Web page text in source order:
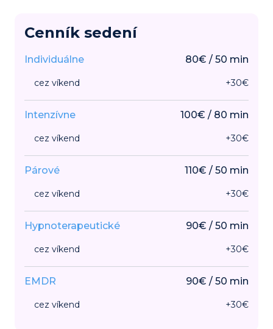
Cenník sedení
Individuálne 80€ / 50 min
cez víkend +30€
Intenzívne 100€ / 80 min
cez víkend +30€
Párové 110€ / 50 min
cez víkend +30€
Hypnoterapeutické 90€ / 50 min
cez víkend +30€
EMDR 90€ / 50 min
cez víkend +30€